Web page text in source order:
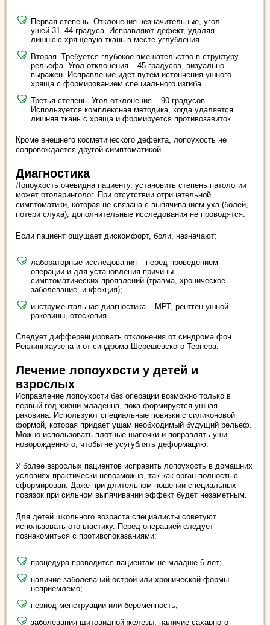
Первая степень. Отклонения незначительные, угол
ушей 31–44 градуса. Исправляют дефект, удаляя
лишнюю хрящевую ткань в месте углубления.
Вторая. Требуется глубокое вмешательство в структуру
рельефа. Угол отклонения – 45 градусов, визуально
выражен. Исправление идет путем истончения ушного
хряща с формированием специального изгиба.
Третья степень. Угол отклонения – 90 градусов.
Используется комплексная методика, когда удаляется
лишняя ткань с хряща и формируется противозавиток.
Кроме внешнего косметического дефекта, лопоухость не
сопровождается другой симптоматикой.
Диагностика
Лопоухость очевидна пациенту, установить степень патологии
может отоларинголог. При отсутствии отрицательной
симптоматики, которая не связана с выпячиванием уха (болей,
потери слуха), дополнительные исследования не проводятся.
Если пациент ощущает дискомфорт, боли, назначают:
лабораторные исследования – перед проведением
операции и для установления причины
симптоматических проявлений (травма, хроническое
заболевание, инфекция);
инструментальная диагностика – МРТ, рентген ушной
раковины, отоскопия.
Следует дифференцировать отклонения от синдрома фон
Реклингхаузена и от синдрома Шерешевского-Тернера.
Лечение лопоухости у детей и
взрослых
Исправление лопоухости без операции возможно только в
первый год жизни младенца, пока формируется ушная
раковина. Используют специальные повязки с силиконовой
формой, которая придает ушам необходимый будущий рельеф.
Можно использовать плотные шапочки и поправлять уши
новорожденного, чтобы не усугублять деформацию.
У более взрослых пациентов исправить лопоухость в домашних
условиях практически невозможно, так как орган полностью
сформирован. Даже при длительном ношении специальных
повязок при сильном выпячивании эффект будет незаметным.
Для детей школьного возраста специалисты советуют
использовать отопластику. Перед операцией следует
познакомиться с противопоказаниями:
процедура проводится пациентам не младше 6 лет;
наличие заболеваний острой или хронической формы
неприемлемо;
период менструации или беременность;
заболевания щитовидной железы, наличие сахарного